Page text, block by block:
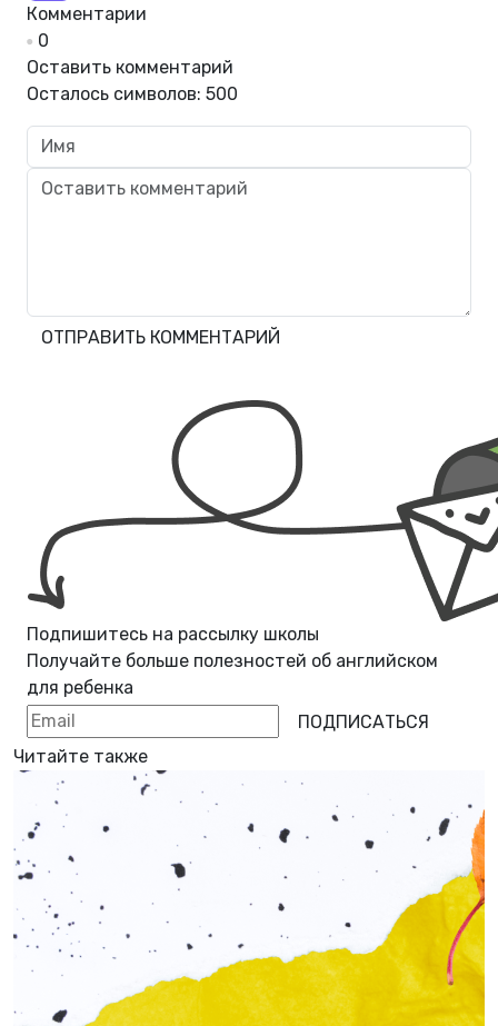
Комментарии
0
Оставить комментарий
Осталось символов: 500
ОТПРАВИТЬ КОММЕНТАРИЙ
Подпишитесь на рассылку школы
Получайте больше полезностей об английском
для ребенка
ПОДПИСАТЬСЯ
Читайте также